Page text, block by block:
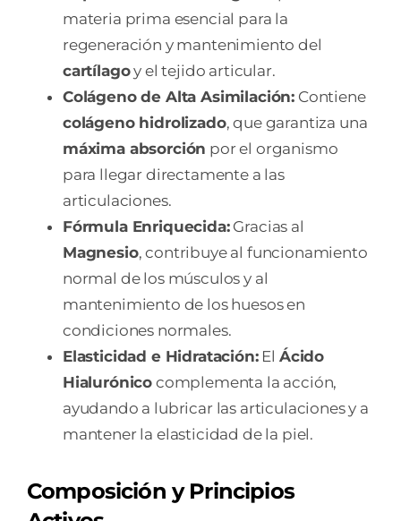
materia prima esencial para la
regeneración y mantenimiento del
cartílagoy el tejido articular.
Colágeno de Alta Asimilación: Contiene
colágeno hidrolizado, que garantiza una
máxima absorción por el organismo
para llegar directamente a las
articulaciones.
Fórmula Enriquecida:Gracias al
Magnesio, contribuye al funcionamiento
normal de los músculos y al
mantenimiento de los huesos en
condiciones normales.
Elasticidad e Hidratación:El Ácido
Hialurónico complementa la acción,
ayudando a lubricar las articulaciones y a
mantener la elasticidad de la piel.
Composición y Principios